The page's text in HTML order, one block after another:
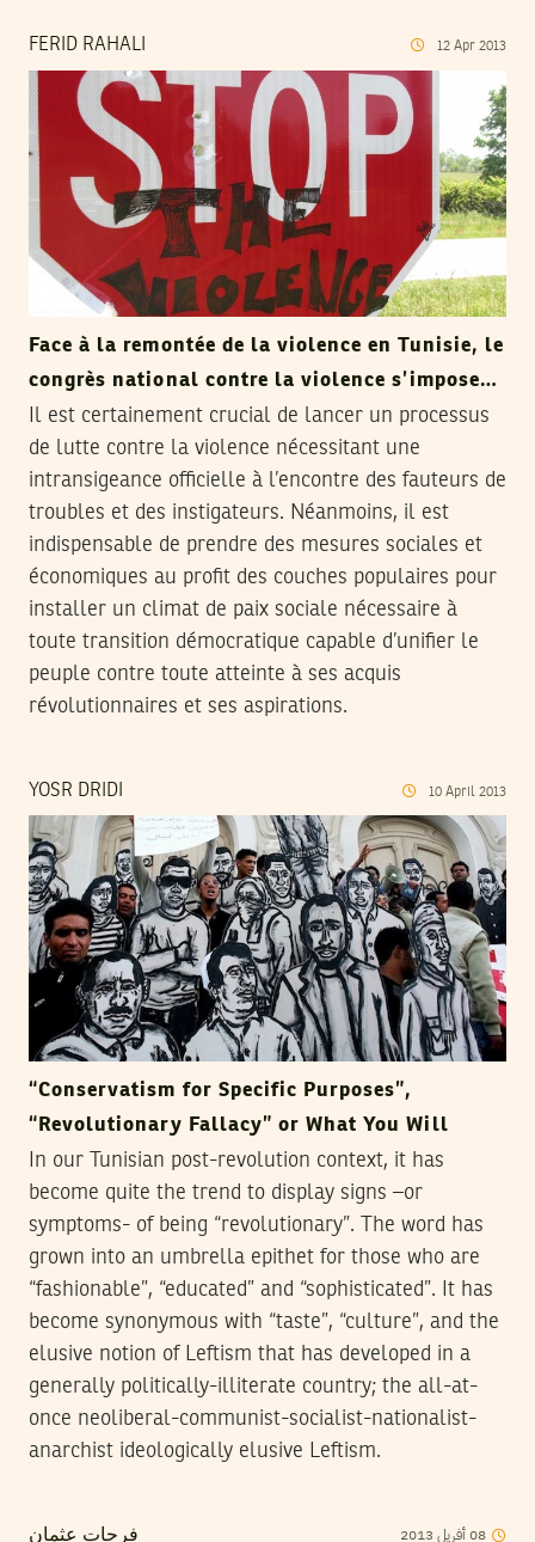
FERID RAHALI 12 Apr 2013
Face à la remontée de la violence en Tunisie, le
congrès national contre la violence s’impose…
Il est certainement crucial de lancer un processus
de lutte contre la violence nécessitant une
intransigeance officielle à l’encontre des fauteurs de
troubles et des instigateurs. Néanmoins, il est
indispensable de prendre des mesures sociales et
économiques au profit des couches populaires pour
installer un climat de paix sociale nécessaire à
toute transition démocratique capable d’unifier le
peuple contre toute atteinte à ses acquis
révolutionnaires et ses aspirations.
YOSR DRIDI 10 April 2013
“Conservatism for Specific Purposes”,
“Revolutionary Fallacy” or What You Will
In our Tunisian post-revolution context, it has
become quite the trend to display signs –or
symptoms- of being “revolutionary”. The word has
grown into an umbrella epithet for those who are
“fashionable”, “educated” and “sophisticated”. It has
become synonymous with “taste”, “culture”, and the
elusive notion of Leftism that has developed in a
generally politically-illiterate country; the all-at-
once neoliberal-communist-socialist-nationalist-
anarchist ideologically elusive Leftism.
فرحات عثمان 08أفريل 2013